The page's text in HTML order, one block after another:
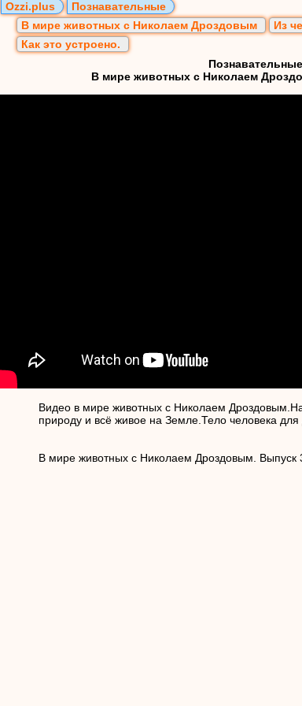
Ozzi.plus
Познавательные
В мире животных с Николаем Дроздовым
Из
Как это устроено.
Познавательные
В мире животных с Николаем
Видео в мире животных с Николаем
природу и всё живое на Земле.Тело человека для
В мире животных с Николаем Дроздовым. Выпуск